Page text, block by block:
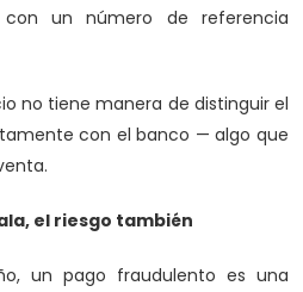
un número de referencia
no tiene manera de distinguir el
con el banco — algo que
el riesgo también
un pago fraudulento es una